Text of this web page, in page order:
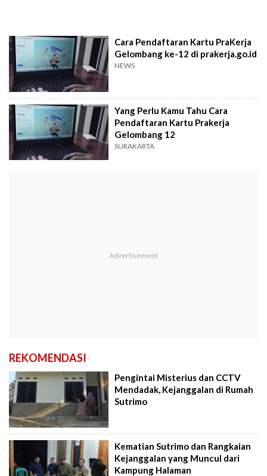
Cara Pendaftaran Kartu PraKerja
Gelombang ke-12 di prakerja.go.id
NEWS
Yang Perlu Kamu Tahu Cara
Pendaftaran Kartu Prakerja
Gelombang 12
SURAKARTA
REKOMENDASI
Pengintai Misterius dan CCTV
Mendadak, Kejanggalan di Rumah
Sutrimo
Kematian Sutrimo dan Rangkaian
Kejanggalan yang Muncul dari
Kampung Halaman